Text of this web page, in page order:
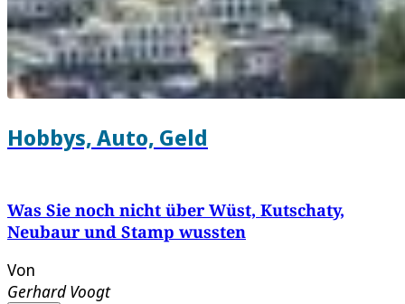
Hobbys, Auto, Geld
Was Sie noch nicht über Wüst, Kutschaty,
Neubaur und Stamp wussten
Von
Gerhard Voogt